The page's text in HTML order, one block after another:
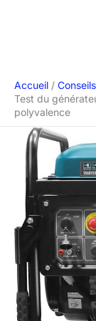
Accueil
Conseils
Test du
polyvalence